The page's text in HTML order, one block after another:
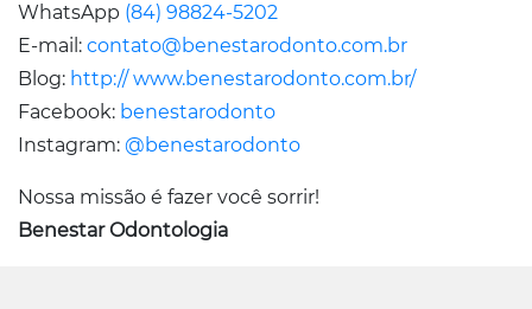
WhatsApp (84) 98824-5202
E-mail: contato@benestarodonto.com.br
Blog: http:// www.benestarodonto.com.br/
Facebook: benestarodonto
Instagram: @benestarodonto
Nossa missão é fazer você sorrir!
Benestar Odontologia